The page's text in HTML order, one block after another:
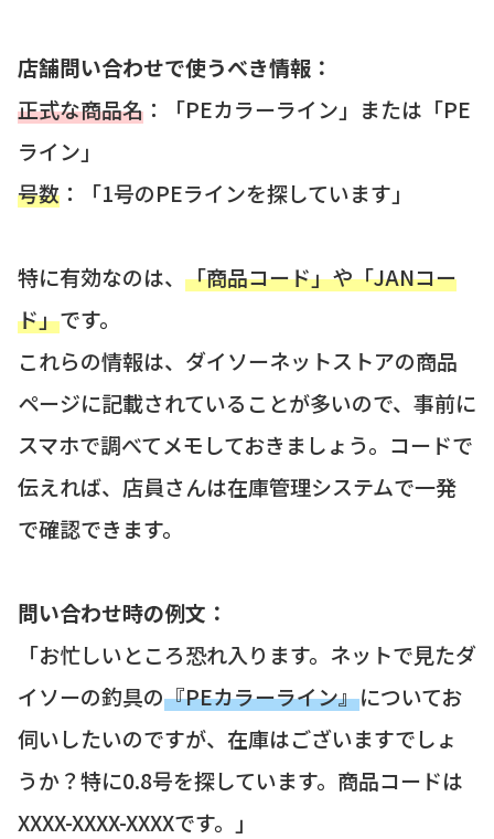
店舗問い合わせで使うべき情報：
正式な商品名 ：「PEカラーライン」または「PE
ライン」
号数 ：「1号のPEラインを探しています」
特に有効なのは、 「商品コード」や「JANコー
ド」です。
これらの情報は、ダイソーネットストアの商品
ページに記載されていることが多いので、事前に
スマホで調べてメモしておきましょう。コードで
伝えれば、店員さんは在庫管理システムで一発
で確認できます。
問い合わせ時の例文：
「お忙しいところ恐れ入ります。ネットで見たダ
イソーの釣具の『PEカラーライン』についてお
伺いしたいのですが、在庫はございますでしょ
うか？特に0.8号を探しています。商品コードは
XXXX-XXXX-XXXXです。」